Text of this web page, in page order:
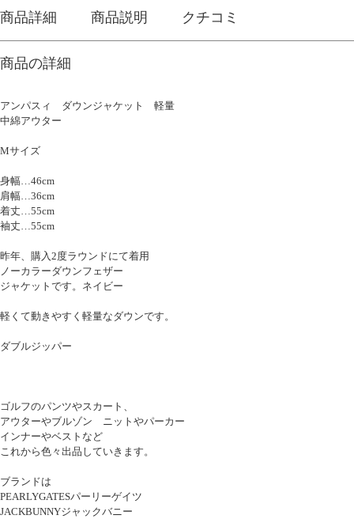
商品詳細 商品説明 クチコミ
商品の詳細
アンパスィ ダウンジャケット 軽量
中綿アウター
Mサイズ
身幅…46cm
肩幅…36cm
着丈…55cm
袖丈…55cm
昨年、購入2度ラウンドにて着用
ノーカラーダウンフェザー
ジャケットです。ネイビー
軽くて動きやすく軽量なダウンです。
ダブルジッパー
ゴルフのパンツやスカート、
アウターやブルゾン ニットやパーカー
インナーやベストなど
これから色々出品していきます。
ブランドは
PEARLYGATESパーリーゲイツ
JACKBUNNYジャックバニー